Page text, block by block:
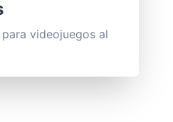
videojuegos al